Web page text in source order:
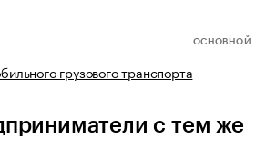
ОСНОВНОЙ
грузового транспорта
с тем же